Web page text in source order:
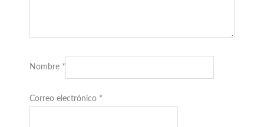
Nombre *
Correo electrónico *